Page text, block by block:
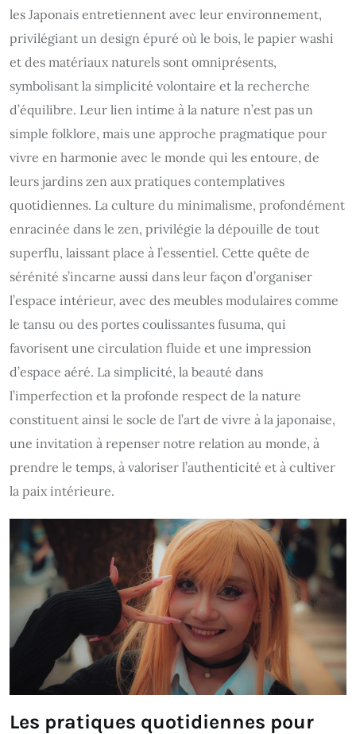
les Japonais entretiennent avec leur environnement,
privilégiant un design épuré où le bois, le papier washi
et des matériaux naturels sont omniprésents,
symbolisant la simplicité volontaire et la recherche
d’équilibre. Leur lien intime à la nature n’est pas un
simple folklore, mais une approche pragmatique pour
vivre en harmonie avec le monde qui les entoure, de
leurs jardins zen aux pratiques contemplatives
quotidiennes. La culture du minimalisme, profondément
enracinée dans le zen, privilégie la dépouille de tout
superflu, laissant place à l’essentiel. Cette quête de
sérénité s’incarne aussi dans leur façon d’organiser
l’espace intérieur, avec des meubles modulaires comme
le tansu ou des portes coulissantes fusuma, qui
favorisent une circulation fluide et une impression
d’espace aéré. La simplicité, la beauté dans
l’imperfection et la profonde respect de la nature
constituent ainsi le socle de l’art de vivre à la japonaise,
une invitation à repenser notre relation au monde, à
prendre le temps, à valoriser l’authenticité et à cultiver
la paix intérieure.
Les pratiques quotidiennes pour